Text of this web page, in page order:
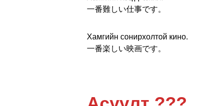
一番難しい仕事です。
Хамгийн сонирхолтой кино.
一番楽しい映画です。